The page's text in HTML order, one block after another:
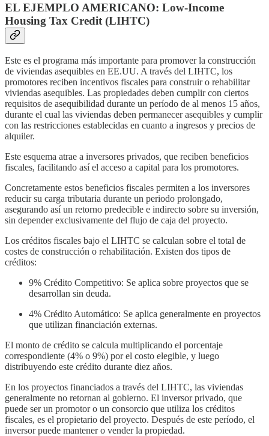
EL EJEMPLO AMERICANO: Low-Income
Housing Tax Credit (LIHTC)
Este es el programa más importante para promover la construcción
de viviendas asequibles en EE.UU. A través del LIHTC, los
promotores reciben incentivos fiscales para construir o rehabilitar
viviendas asequibles. Las propiedades deben cumplir con ciertos
requisitos de asequibilidad durante un período de al menos 15 años,
durante el cual las viviendas deben permanecer asequibles y cumplir
con las restricciones establecidas en cuanto a ingresos y precios de
alquiler.
Este esquema atrae a inversores privados, que reciben beneficios
fiscales, facilitando así el acceso a capital para los promotores.
Concretamente estos beneficios fiscales permiten a los inversores
reducir su carga tributaria durante un periodo prolongado,
asegurando así un retorno predecible e indirecto sobre su inversión,
sin depender exclusivamente del flujo de caja del proyecto.
Los créditos fiscales bajo el LIHTC se calculan sobre el total de
costes de construcción o rehabilitación. Existen dos tipos de
créditos:
9% Crédito Competitivo: Se aplica sobre proyectos que se
desarrollan sin deuda.
4% Crédito Automático: Se aplica generalmente en proyectos
que utilizan financiación externas.
El monto de crédito se calcula multiplicando el porcentaje
correspondiente (4% o 9%) por el costo elegible, y luego
distribuyendo este crédito durante diez años.
En los proyectos financiados a través del LIHTC, las viviendas
generalmente no retornan al gobierno. El inversor privado, que
puede ser un promotor o un consorcio que utiliza los créditos
fiscales, es el propietario del proyecto. Después de este período, el
inversor puede mantener o vender la propiedad.